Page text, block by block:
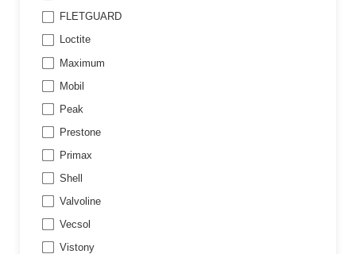
FLETGUARD
Loctite
Maximum
Mobil
Peak
Prestone
Primax
Shell
Valvoline
Vecsol
Vistony